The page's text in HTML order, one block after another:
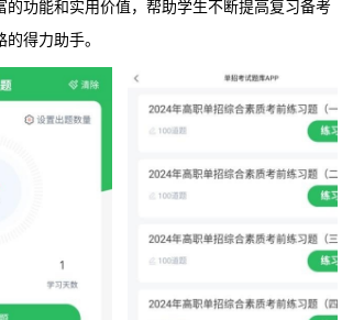
的功能和实用价值，帮助学生不断提高复习备考
得力助手。